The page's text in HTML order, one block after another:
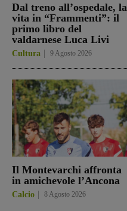
Dal treno all’ospedale, la
vita in “Frammenti”: il
primo libro del
valdarnese Luca Livi
Cultura 9 Agosto 2026
Il Montevarchi affronta
in amichevole l’Ancona
Calcio 8 Agosto 2026